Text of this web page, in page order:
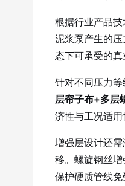
根据行业产品
泥浆泵产生的
态下可承受的真
针对不同压力
层帘子布+多层
济性与工况适用
增强层设计还
移。螺旋钢丝
保护硬质管线免